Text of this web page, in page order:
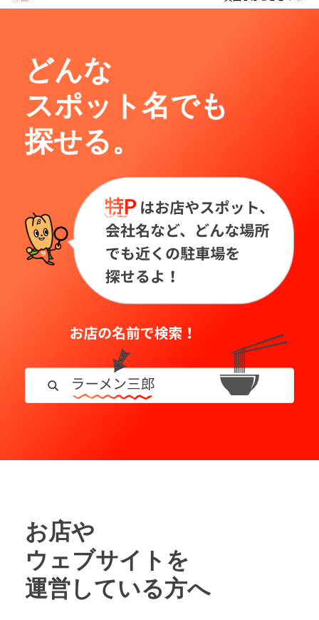
どんな
スポット名でも
探せる。
お店や
ウェブサイトを
運営している方へ